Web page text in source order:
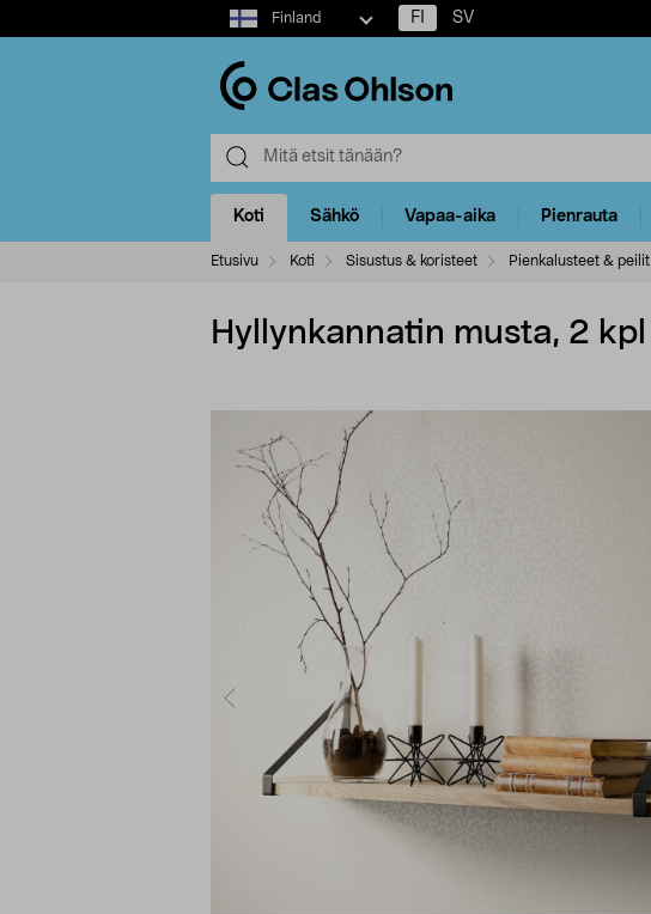
Select
market
Finland FI SV
Koti Sähkö Vapaa-aika Pienrauta
Etusivu Koti Sisustus & koristeet Pienkalusteet & peilit
Hyllynkannatin musta, 2 kpl